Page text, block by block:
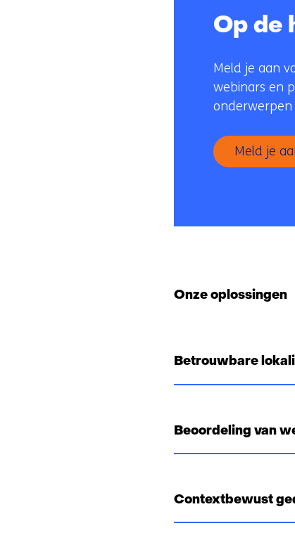
Op de
Meld je aan
webinars en
onderwerpen
Meld je
Onze oplossingen
Betrouwbare
Beoordeling van
Contextbewust